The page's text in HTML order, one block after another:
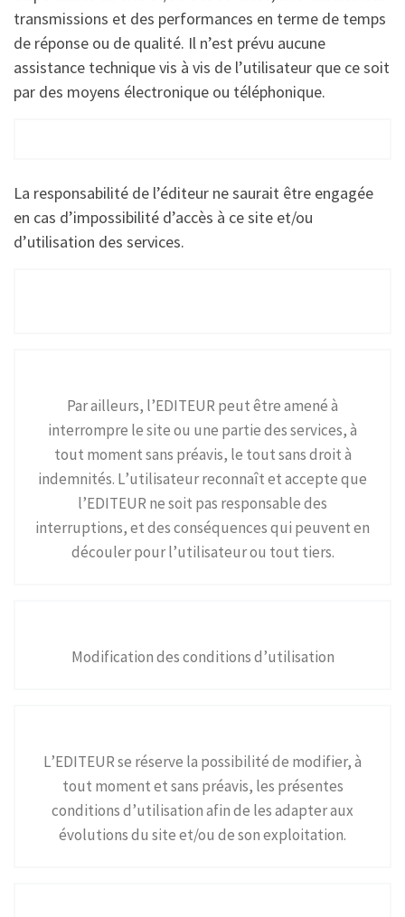
transmissions et des performances en terme de temps
de réponse ou de qualité. Il n’est prévu aucune
assistance technique vis à vis de l’utilisateur que ce soit
par des moyens électronique ou téléphonique.
La responsabilité de l’éditeur ne saurait être engagée
en cas d’impossibilité d’accès à ce site et/ou
d’utilisation des services.
Par ailleurs, l’EDITEUR peut être amené à
interrompre le site ou une partie des services, à
tout moment sans préavis, le tout sans droit à
indemnités. L’utilisateur reconnaît et accepte que
l’EDITEUR ne soit pas responsable des
interruptions, et des conséquences qui peuvent en
découler pour l’utilisateur ou tout tiers.
Modification des conditions d’utilisation
L’EDITEUR se réserve la possibilité de modifier, à
tout moment et sans préavis, les présentes
conditions d’utilisation afin de les adapter aux
évolutions du site et/ou de son exploitation.